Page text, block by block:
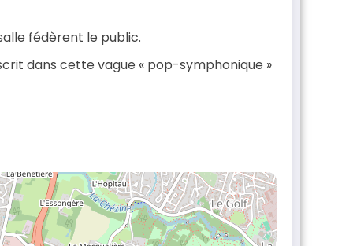
fédèrent le public.
dans cette vague « pop-symphonique »